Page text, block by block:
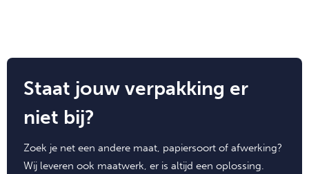
Staat jouw verpakking er
niet bij?
Zoek je net een andere maat, papiersoort of afwerking?
Wij leveren ook maatwerk, er is altijd een oplossing.